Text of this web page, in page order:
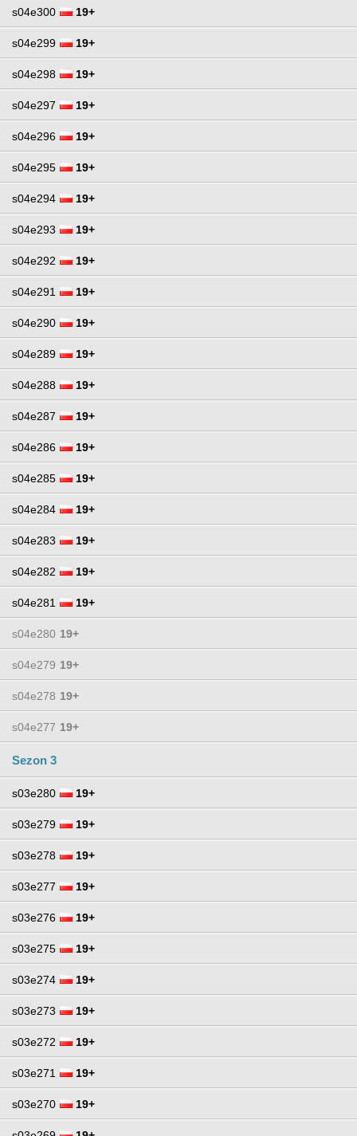
s04e300 19+
s04e299 19+
s04e298 19+
s04e297 19+
s04e296 19+
s04e295 19+
s04e294 19+
s04e293 19+
s04e292 19+
s04e291 19+
s04e290 19+
s04e289 19+
s04e288 19+
s04e287 19+
s04e286 19+
s04e285 19+
s04e284 19+
s04e283 19+
s04e282 19+
s04e281 19+
s04e280 19+
s04e279 19+
s04e278 19+
s04e277 19+
Sezon 3
s03e280 19+
s03e279 19+
s03e278 19+
s03e277 19+
s03e276 19+
s03e275 19+
s03e274 19+
s03e273 19+
s03e272 19+
s03e271 19+
s03e270 19+